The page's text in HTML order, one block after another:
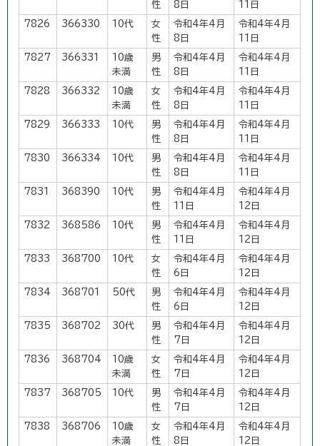
性
8日
11日
7826 366330 10代
女
性
令和4年4月
8日
令和4年4月
11日
7827 366331
10歳
未満
男
性
令和4年4月
8日
令和4年4月
11日
7828 366332
10歳
未満
女
性
令和4年4月
8日
令和4年4月
11日
7829 366333 10代
男
性
令和4年4月
8日
令和4年4月
11日
7830 366334 10代
男
性
令和4年4月
8日
令和4年4月
11日
7831 368390 10代
男
性
令和4年4月
11日
令和4年4月
12日
7832 368586 10代
男
性
令和4年4月
11日
令和4年4月
12日
7833 368700 10代
女
性
令和4年4月
6日
令和4年4月
12日
7834 368701 50代
男
性
令和4年4月
6日
令和4年4月
12日
7835 368702 30代
男
性
令和4年4月
7日
令和4年4月
12日
7836 368704
10歳
未満
女
性
令和4年4月
7日
令和4年4月
12日
7837 368705 10代
男
性
令和4年4月
7日
令和4年4月
12日
7838 368706
10歳
未満
女
性
令和4年4月
8日
令和4年4月
12日